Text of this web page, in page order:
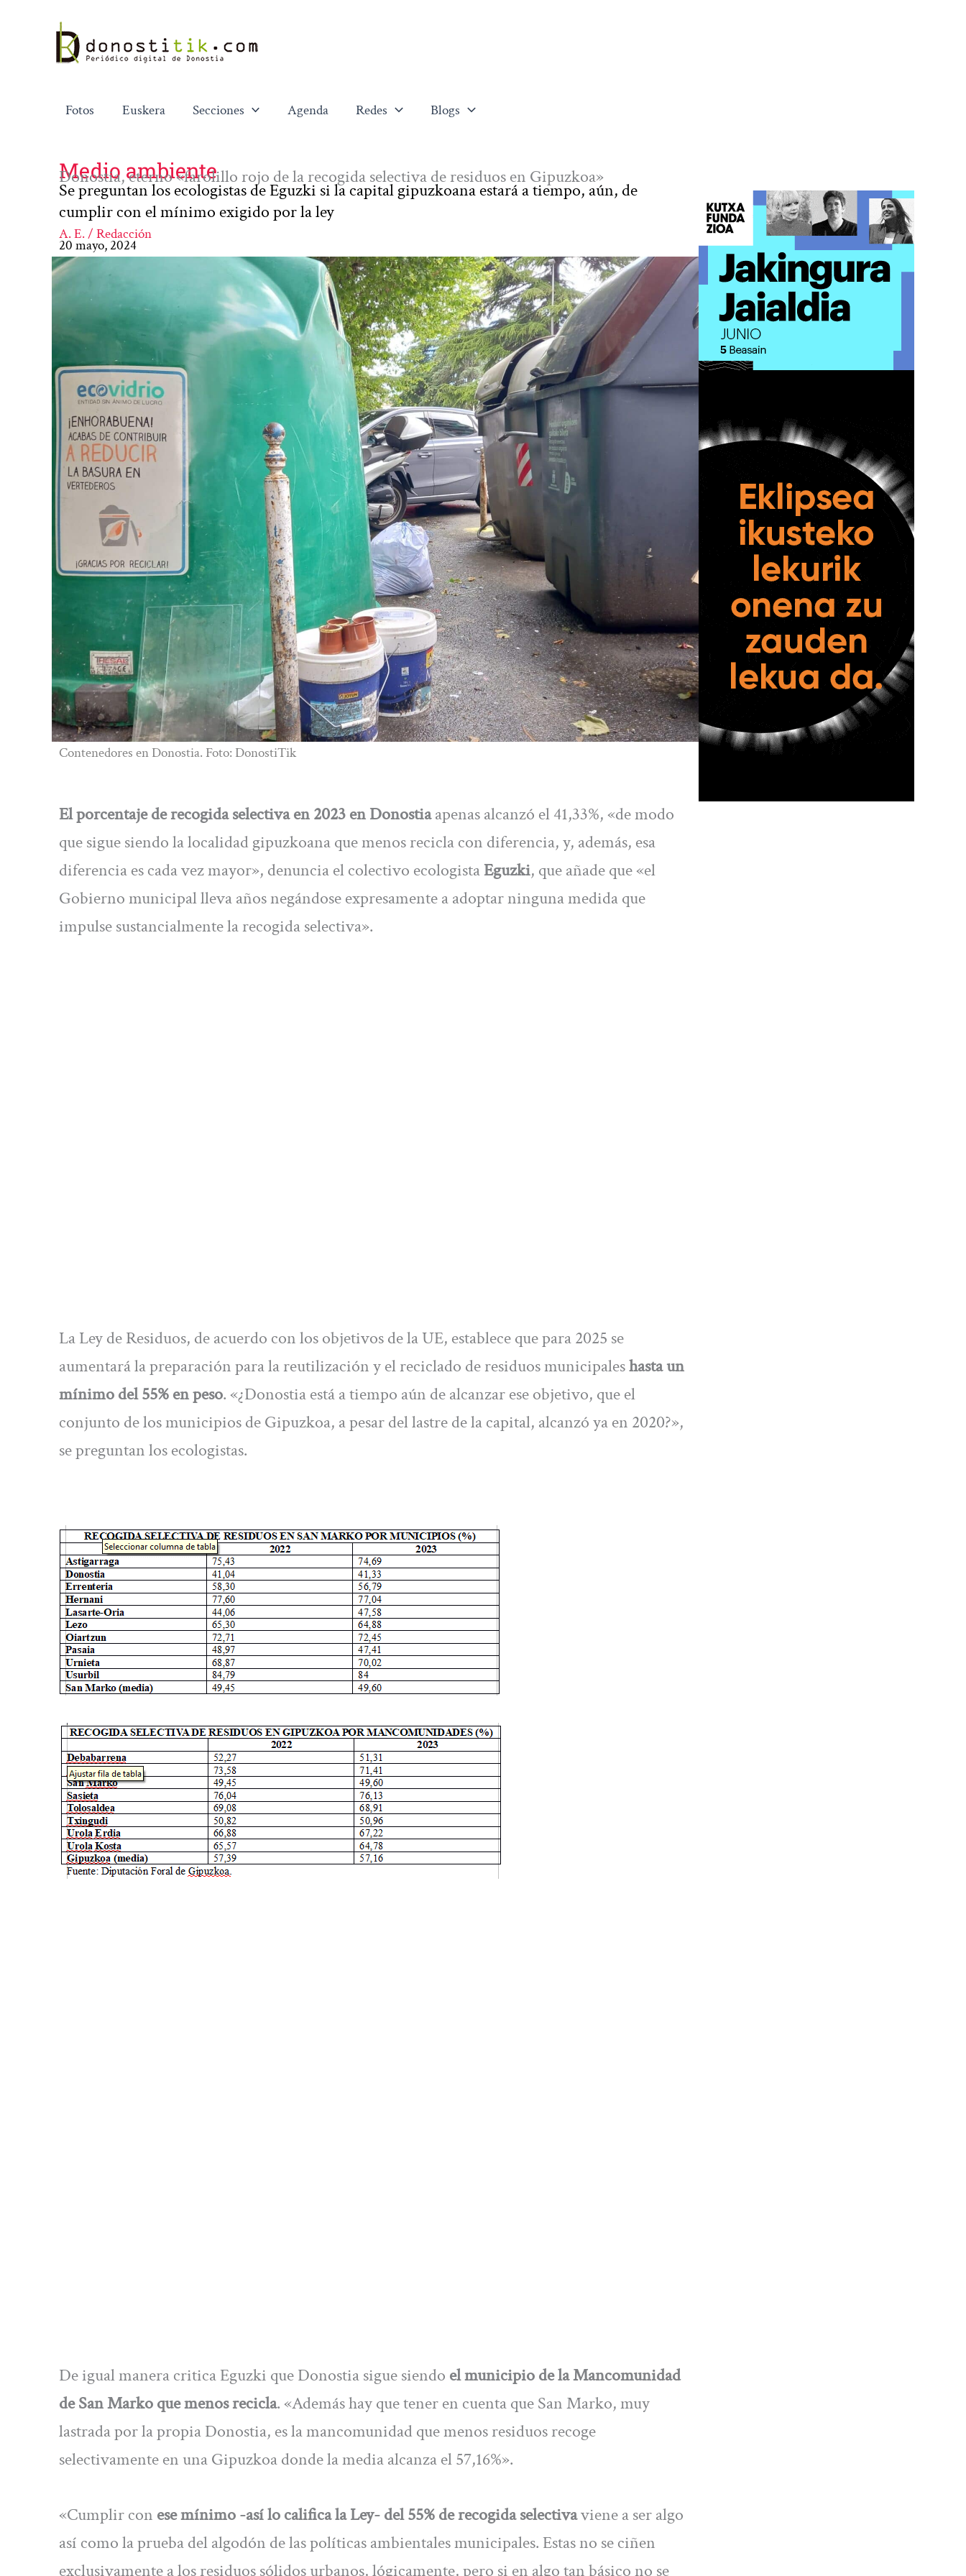
contenido
Fotos Euskera Secciones Agenda Redes Blogs
Medio ambiente
Donostia, eterno «farolillo rojo de la recogida selectiva de residuos en Gipuzkoa»
Se preguntan los ecologistas de Eguzki si la capital gipuzkoana estará a tiempo, aún, de
cumplir con el mínimo exigido por la ley
A. E. / Redacción
20 mayo, 2024
Contenedores en Donostia. Foto: DonostiTik
El porcentaje de recogida selectiva en 2023 en Donostiaapenas alcanzó el 41,33%, «de modo
que sigue siendo la localidad gipuzkoana que menos recicla con diferencia, y, además, esa
diferencia es cada vez mayor», denuncia el colectivo ecologistaEguzki, que añade que «el
Gobierno municipal lleva años negándose expresamente a adoptar ninguna medida que
impulse sustancialmente la recogida selectiva».
La Ley de Residuos, de acuerdo con los objetivos de la UE, establece que para 2025 se
aumentará la preparación para la reutilización y el reciclado de residuos municipaleshasta un
mínimo del 55% en peso. «¿Donostia está a tiempo aún de alcanzar ese objetivo, que el
conjunto de los municipios de Gipuzkoa, a pesar del lastre de la capital, alcanzó ya en 2020?»,
se preguntan los ecologistas.
De igual manera critica Eguzki que Donostia sigue siendo el municipio de la Mancomunidad
de San Marko que menos recicla. «Además hay que tener en cuenta que San Marko, muy
lastrada por la propia Donostia, es la mancomunidad que menos residuos recoge
selectivamente en una Gipuzkoa donde la media alcanza el 57,16%».
«Cumplir con ese mínimo -así lo califica la Ley- del 55% de recogida selectivaviene a ser algo
así como la prueba del algodón de las políticas ambientales municipales. Estas no se ciñen
exclusivamente a los residuos sólidos urbanos, lógicamente, pero si en algo tan básico no se